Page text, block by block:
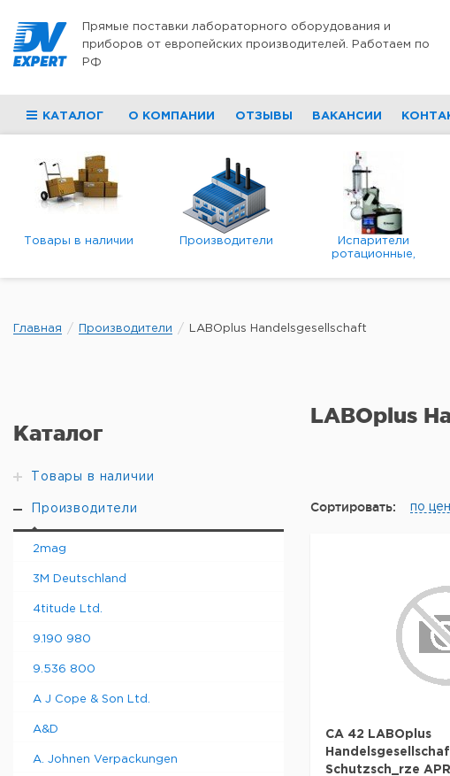
Прямые поставки лабораторного оборудования и
приборов от европейских производителей. Работаем по
РФ
КАТАЛОГ О КОМПАНИИ ОТЗЫВЫ ВАКАНСИИ
Товары в наличии Производители
Испарители
ротационные,
вакуумные
Главная Производители LABOplus Handelsgesellschaft
Каталог
Товары в наличии
Производители
2mag
3M Deutschland
4titude Ltd.
9.190 980
9.536 800
A J Cope & Son Ltd.
A&D
A. Johnen Verpackungen
LABOplus
Сортировать: по
CA 42 LABOplus
Schutzsch_rze